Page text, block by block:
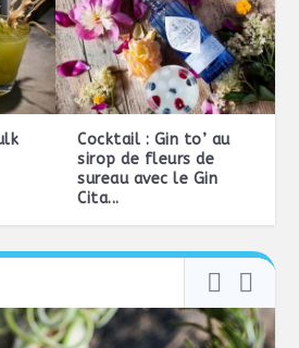
Cocktail : Gin to’ au
sirop de fleurs de
sureau avec le Gin
Cita...